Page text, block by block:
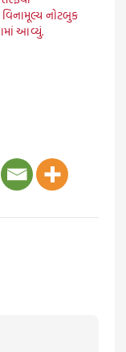
વિનામૂલ્ય નોટબુક
આવ્યું.